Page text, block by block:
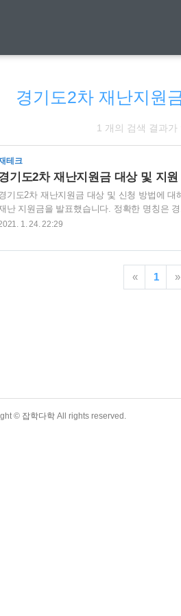
경기도2차 재난지원
1 개의 검색 결과가
테크
기도2차 재난지원금 대상 및 지원
기도2차 재난지원금 대상 및 신청 방법에
난 지원금을 발표했습니다. 정확한 명칭은
난 20일 이재명 경기도지사는 경기도2차 재
제가 생길수 있다는 점을 지적 했는데요. 이
다닌다는 생각을 하는 것에 대해 국민의식 수
국 경기도2차 재난지원금에 대한 확정안을 내
1. 24. 22:29
« 1 »
© 잡학다학 All rights reserved.